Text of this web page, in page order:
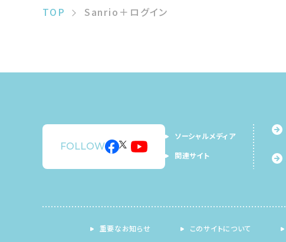
TOP Sanrio＋ログイン
FOLLOW
ソーシャルメディア
関連サイト
重要なお知らせ このサイトについて